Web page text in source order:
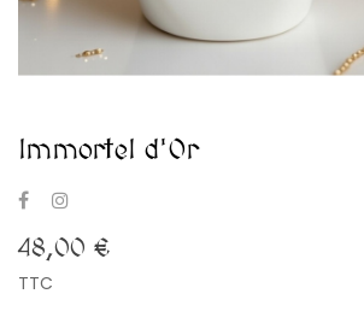
Immortel d'Or
48,00 €
TTC